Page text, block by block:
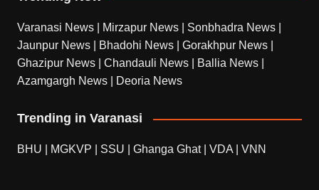
Varanasi News Mirzapur News Sonbhadra News
Jaunpur News
Bhadohi News Gorakhpur News
Ghazipur News
Chandauli News Ballia News
Azamgargh News
Deoria News
Trending in Varanasi
BHU MGKVP SSU Ghanga Ghat| VDA VNN